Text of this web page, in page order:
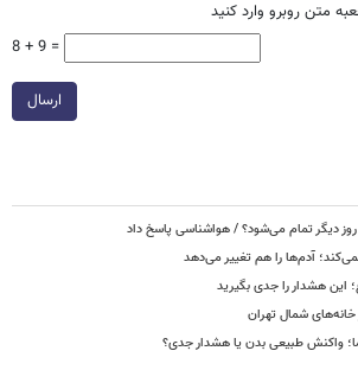
متن روبرو وارد کنید
8 + 9 =
ارسال
دیگر تمام می‌شود؟ / هواشناسی پاسخ داد
آدم‌ها را هم تغییر می‌دهد
هشدار را جدی بگیرید
شمال تهران
واکنش طبیعی بدن یا هشدار جدی؟